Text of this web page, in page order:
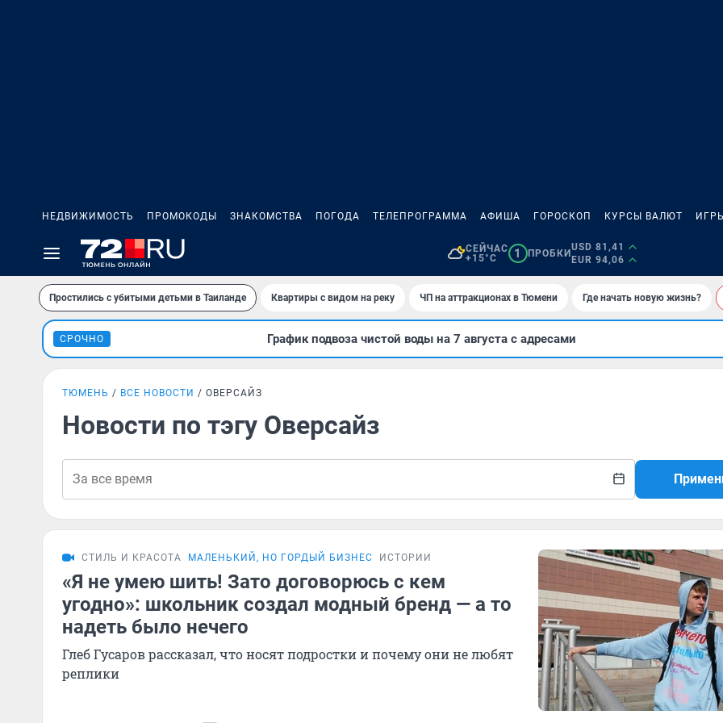
НЕДВИЖИМОСТЬ ПРОМОКОДЫ ЗНАКОМСТВА ПОГОДА ТЕЛЕПРОГРАММА АФИША ГОРОСКОП КУРСЫ ВАЛЮТ
СЕЙЧАС
+15°C
1 ПРОБКИ
USD 81,41
EUR 94,06
Простились с убитыми детьми в Таиланде Квартиры с видом на реку ЧП на аттракционах в Тюмени Где начать новую жизнь?
СРОЧНО График подвоза чистой воды на 7 августа с адресами
ТЮМЕНЬ ВСЕ НОВОСТИ ОВЕРСАЙЗ
Новости по тэгу Оверсайз
СТИЛЬ И КРАСОТА МАЛЕНЬКИЙ, НО ГОРДЫЙ БИЗНЕС ИСТОРИИ
«Я не умею шить! Зато договорюсь с кем
угодно»: школьник создал модный бренд — а то
надеть было нечего
Глеб Гусаров рассказал, что носят подростки и почему они не любят
реплики